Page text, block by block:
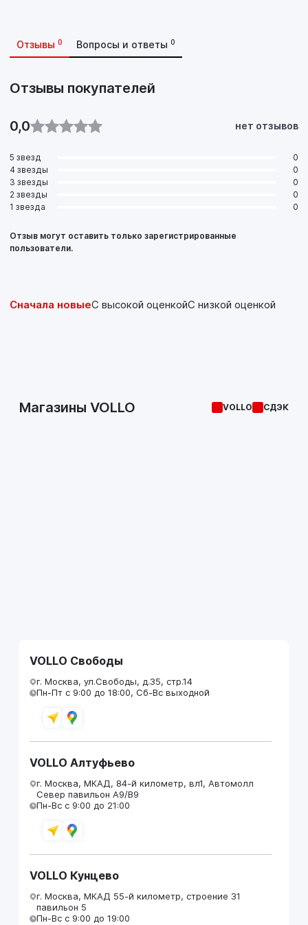
Отзывы 0 Вопросы и ответы 0
Отзывы покупателей
0,0 нет отзывов
5 звезд
0
4 звезды
0
3 звезды
0
2 звезды
0
1 звезда
0
Отзыв могут оставить только зарегистрированные
пользователи.
Сначала новыеС высокой оценкойС низкой оценкой
Магазины VOLLO VOLLO СДЭК
VOLLO Свободы
г. Москва, ул.Свободы, д.35, стр.14
Пн-Пт с 9:00 до 18:00, Сб-Вс выходной
VOLLO Алтуфьево
г. Москва, МКАД, 84-й километр, вл1, Автомолл
Север павильон А9/В9
Пн-Вс с 9:00 до 21:00
VOLLO Кунцево
г. Москва, МКАД 55-й километр, строение 31
павильон 5
Пн-Вс с 9:00 до 19:00